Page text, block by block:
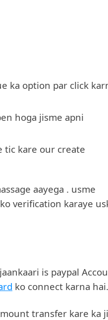
ka option par click
hoga jisme apni
tic kare our create
aayega . usme
verification karaye
is paypal
ko connect karna hai.
transfer kare ka